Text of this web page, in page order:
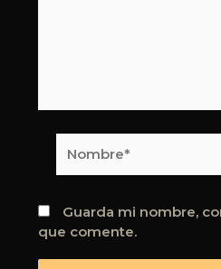
Guarda mi nombre,
que comente.